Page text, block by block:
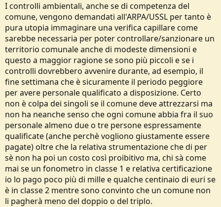
I controlli ambientali, anche se di competenza del
comune, vengono demandati all'ARPA/USSL per tanto è
pura utopia immaginare una verifica capillare come
sarebbe necessaria per poter controllare/sanzionare un
territorio comunale anche di modeste dimensioni e
questo a maggior ragione se sono più piccoli e se i
controlli dovrebbero avvenire durante, ad esempio, il
fine settimana che è sicuramente il periodo peggiore
per avere personale qualificato a disposizione. Certo
non è colpa dei singoli se il comune deve attrezzarsi ma
non ha neanche senso che ogni comune abbia fra il suo
personale almeno due o tre persone espressamente
qualificate (anche perchè vogliono giustamente essere
pagate) oltre che la relativa strumentazione che di per
sè non ha poi un costo così proibitivo ma, chi sà come
mai se un fonometro in classe 1 e relativa certificazione
io lo pago poco più di mille e qualche centinaio di euri se
è in classe 2 mentre sono convinto che un comune non
li pagherà meno del doppio o del triplo.